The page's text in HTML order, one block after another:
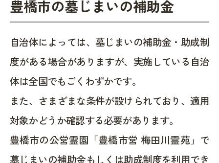
豊橋市の墓じまいの補助金
自治体によっては、墓じまいの補助金・助成制
度がある場合がありますが、実施している自治
体は全国でもごくわずかです。
また、さまざまな条件が設けられており、適用
対象かどうか確認する必要があります。
豊橋市の公営霊園「豊橋市営 梅田川霊苑」で
墓じまいの補助金もしくは助成制度を利用でき